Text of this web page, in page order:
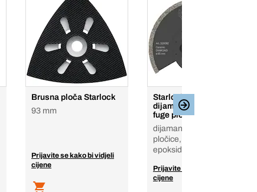
Brusna ploča Starlock
93 mm
Prijavite se kako bi vidjeli
cijene
Starlock segmentna
dijamantna oštrica za
fuge pločica
dijamant, Fuge za
pločice, mekana pločica,
epoksid, stakloplastika
Prijavite se kako bi vidjeli
cijene